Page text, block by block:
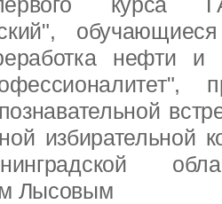
нефти и
избирательной
Лысовым